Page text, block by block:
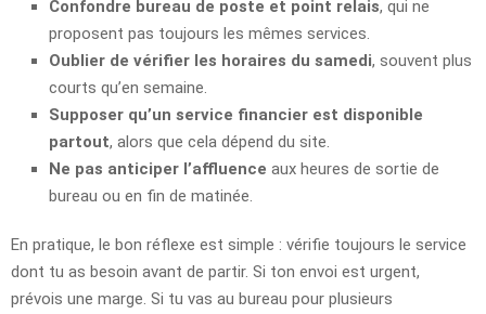
Confondre bureau de poste et point relais, qui ne
proposent pas toujours les mêmes services.
Oublier de vérifier les horaires du samedi, souvent plus
courts qu’en semaine.
Supposer qu’un service financier est disponible
partout, alors que cela dépend du site.
Ne pas anticiper l’affluence aux heures de sortie de
bureau ou en fin de matinée.
En pratique, le bon réflexe est simple : vérifie toujours le service
dont tu as besoin avant de partir. Si ton envoi est urgent,
prévois une marge. Si tu vas au bureau pour plusieurs